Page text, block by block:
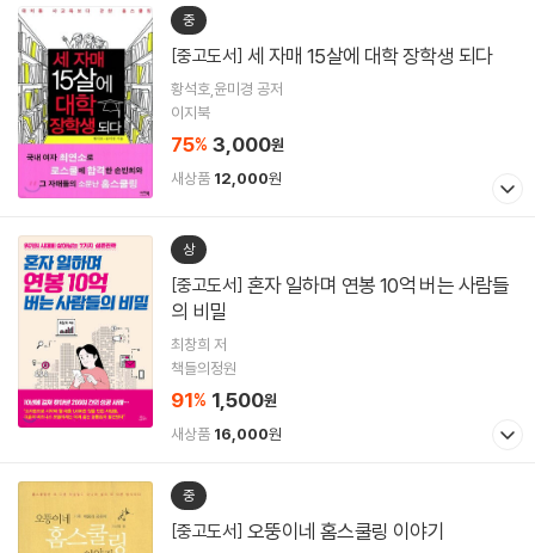
중
[중고도서] 세 자매 15살에 대학 장학생 되다
황석호,윤미경 공저
이지북
75% 3,000원
새상품 12,000원
상
[중고도서]
의 비밀
최창희 저
책들의정원
91% 1,500원
새상품 16,000원
중
[중고도서] 오뚱이네 홈스쿨링 이야기